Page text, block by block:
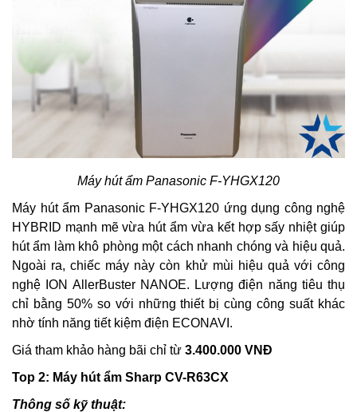
Máy hút ẩm Panasonic F-YHGX120
Máy hút ẩm Panasonic F-YHGX120 ứng dụng công nghệ
HYBRID mạnh mẽ vừa hút ẩm vừa kết hợp sấy nhiệt giúp
hút ẩm làm khô phòng một cách nhanh chóng và hiệu quả.
Ngoài ra, chiếc máy này còn khử mùi hiệu quả với công
nghệ ION AllerBuster NANOE. Lượng điện năng tiêu thụ
chỉ bằng 50% so với những thiết bị cùng công suất khác
nhờ tính năng tiết kiệm điện ECONAVI.
Giá tham khảo hàng bãi chỉ từ 3.400.000 VNĐ
Top 2: Máy hút ẩm Sharp CV-R63CX
Thông số kỹ thuật: